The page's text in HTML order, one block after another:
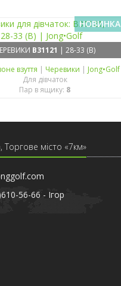
НОВИНКА
B31121 | 28-33 (B)
взуття | Черевики | Jong•Golf
Для дівчаток
Пар в ящику: 8
Торгове місто «7км»
56-66 - Iгор